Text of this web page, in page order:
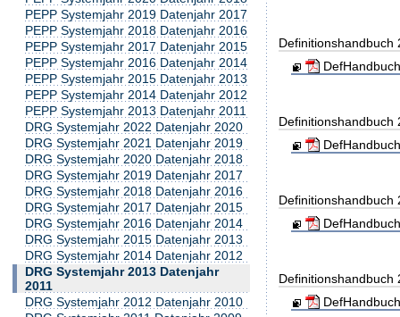
Definitionshandbuch
Definitionshandbuch
Definitionshandbuch
Definitionshandbuch
PEPP Systemjahr 2019 Datenjahr 2017
PEPP Systemjahr 2018 Datenjahr 2016
PEPP Systemjahr 2017 Datenjahr 2015
PEPP Systemjahr 2016 Datenjahr 2014
PEPP Systemjahr 2015 Datenjahr 2013
PEPP Systemjahr 2014 Datenjahr 2012
PEPP Systemjahr 2013 Datenjahr 2011
DRG Systemjahr 2022 Datenjahr 2020
DRG Systemjahr 2021 Datenjahr 2019
DRG Systemjahr 2020 Datenjahr 2018
DRG Systemjahr 2019 Datenjahr 2017
DRG Systemjahr 2018 Datenjahr 2016
DRG Systemjahr 2017 Datenjahr 2015
DRG Systemjahr 2016 Datenjahr 2014
DRG Systemjahr 2015 Datenjahr 2013
DRG Systemjahr 2014 Datenjahr 2012
DRG Systemjahr 2013 Datenjahr
2011
DRG Systemjahr 2012 Datenjahr 2010